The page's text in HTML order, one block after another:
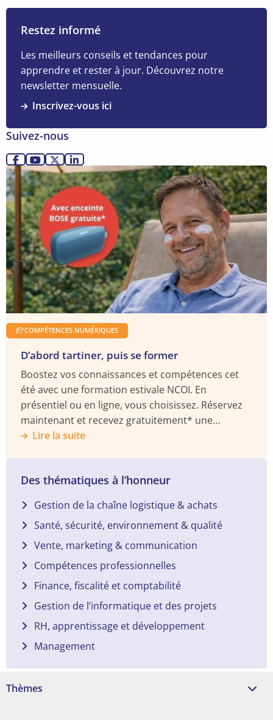
impressionner vos collègues.
savoir
plus
Travailler
plus
intelligemment
Excel
:
5
astuces
à
connaître
Restez informé
Les meilleurs conseils et tendances pour
apprendre et rester à jour. Découvrez notre
newsletter mensuelle.
Inscrivez-vous ici
Suivez-nous
Allez
sur
Facebook
Allez
sur
YouTube
Allez
sur
X
Allez
sur
LinkedIn
D’abord tartiner, puis se former
COMPÉTENCES NUMÉRIQUES
Boostez vos connaissances et compétences cet
été avec une formation estivale NCOI. En
présentiel ou en ligne, vous choisissez. Réservez
maintenant et recevez gratuitement* une
enceinte BOSE Soundlink.
Lire la suite
Lire
la
suite
Des thématiques à l’honneur
Gestion de la chaîne logistique & achats
Santé, sécurité, environnement & qualité
Vente, marketing & communication
Compétences professionnelles
Finance, fiscalité et comptabilité
Gestion de l’informatique et des projets
RH, apprentissage et développement
Management
Thèmes